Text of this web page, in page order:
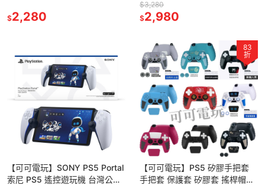
器
$2,280
原神搖桿 原神手把
$3,280
$2,980
【可可電玩】SONY PS5 Portal
索尼 PS5 遙控遊玩機 台灣公司
83
折
【可可電玩】PS5 矽膠手把套
手把套 保護套 矽膠套 搖桿帽